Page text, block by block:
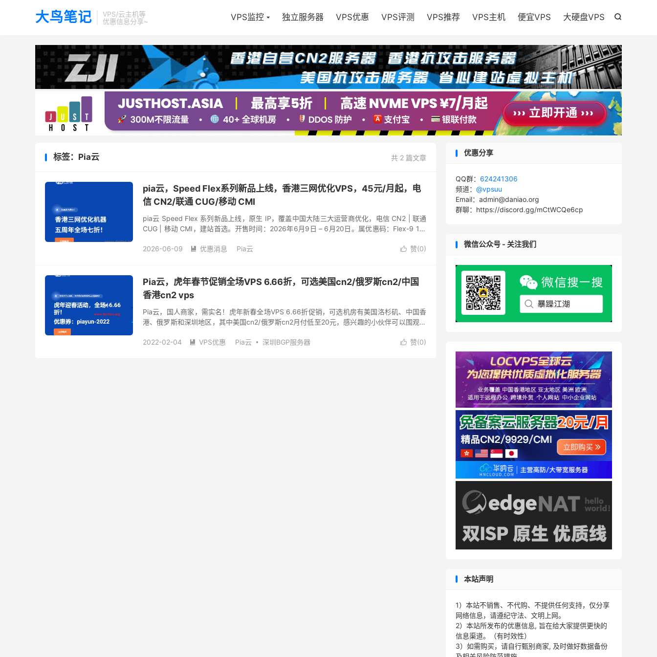
大鸟笔记
VPS/云主机等
优惠信息分享~

VPS监控 独立服务器 VPS优惠 VPS评测 VPS推荐 VPS主机 便宜VPS 大硬盘VPS
共 2 篇文章
标签：Pia云
pia云，Speed Flex系列新品上线，香港三网优化VPS，45元/月起，电
信 CN2/联通 CUG/移动 CMI
pia云 Speed Flex 系列新品上线，原生 IP，覆盖中国大陆三大运营商优化，电信 CN2 | 联通
CUG | 移动 CMI，建站首选。开售时间：2026年6月9日 – 6月20日。属优惠码：Flex-9 1、
 赞(0)
2026-06-09  优惠消息 Pia云
Pia云，虎年春节促销全场VPS 6.66折，可选美国cn2/俄罗斯cn2/中国
香港cn2 vps
Pia云，国人商家，需实名！虎年新春全场VPS 6.66折促销，可选机房有美国洛杉矶、中国香
港、俄罗斯和深圳地区，其中美国cn2/俄罗斯cn2月付低至20元，感兴趣的小伙伴可以围观。
 赞(0)
2022-02-04  VPS优惠 Pia云 深圳BGP服务器
优惠分享
QQ群： 624241306
频道： @vpsuu
Email：admin@daniao.org
群聊：https://discord.gg/mCtWCQe6cp
微信公众号 - 关注我们
本站声明
1）本站不销售、不代购、不提供任何支持，仅分享
网络信息，请遵纪守法、文明上网。
2）本站所发布的优惠信息, 旨在给大家提供更快的
信息渠道。（有时效性）
3）如需购买，请自行甄别商家, 及时做好数据备份